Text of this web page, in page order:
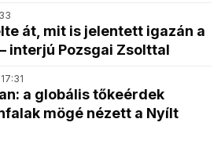
át, mit is jelentett igazán a
interjú Pozsgai Zsolttal
a globális tőkeérdek
mögé nézett a Nyílt